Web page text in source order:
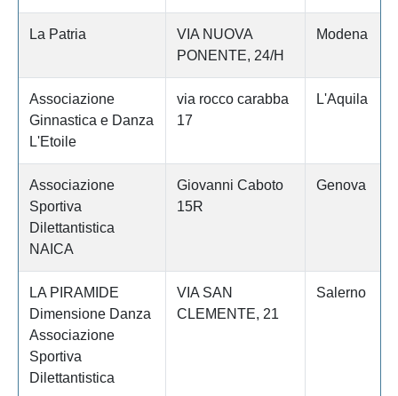
La Patria
VIA NUOVA
PONENTE, 24/H
Modena
Associazione
Ginnastica e Danza
L'Etoile
via rocco carabba
17
L'Aquila
Associazione
Sportiva
Dilettantistica
NAICA
Giovanni Caboto
15R
Genova
LA PIRAMIDE
Dimensione Danza
Associazione
Sportiva
Dilettantistica
VIA SAN
CLEMENTE, 21
Salerno